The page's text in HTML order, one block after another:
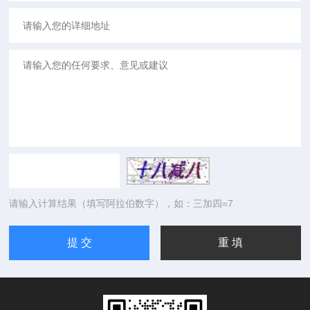
请输入计算结果（填写阿拉伯数字），如：三加四=7